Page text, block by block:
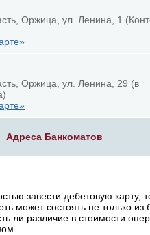
Адреса Банкоматов
Оржица, ул. Ленина, 1
Оржица, ул. Ленина, 29 (в
завести дебетовую карту,
может состоять не только
ли различие в стоимости